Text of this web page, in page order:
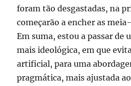
foram tão desgastadas, na
começarão a encher as
Em suma, estou a passar de
mais ideológica, em que
artificial, para uma
pragmática, mais ajustada